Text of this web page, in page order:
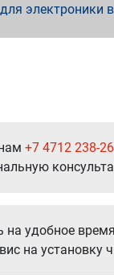
электроники
+7 4712 238-
на удобное
на установку